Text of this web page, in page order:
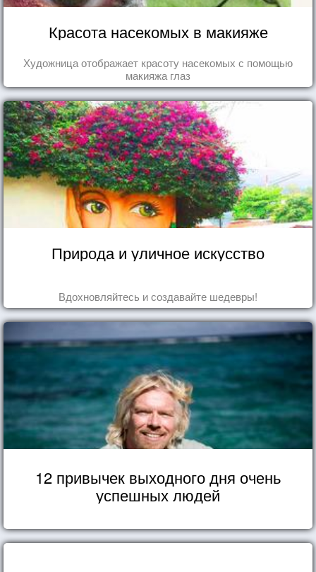
Красота насекомых в макияже
Художница отображает красоту насекомых с помощью
макияжа глаз
Природа и уличное искусство
Вдохновляйтесь и создавайте шедевры!
12 привычек выходного дня очень
успешных людей